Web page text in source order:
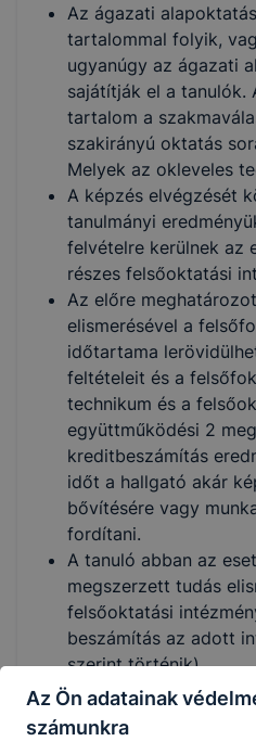
Az ágazati
tartalommal folyik,
ugyanúgy az ágazati
sajátítják el a tanulók.
tartalom a
szakirányú oktatás
Melyek az okleveles
A képzés elvégzését
tanulmányi
felvételre kerülnek az
részes felsőoktatási
Az előre
elismerésével a
időtartama
feltételeit és a
technikum és a
együttműködési 2
kreditbeszámítás
időt a hallgató akár
bővítésére vagy
fordítani.
A tanuló abban az
megszerzett tudás
felsőoktatási
beszámítás az adott
szerint történik).
A duális
együttműködésnek
felsőfokú duális
Az Ön adatainak
számunkra